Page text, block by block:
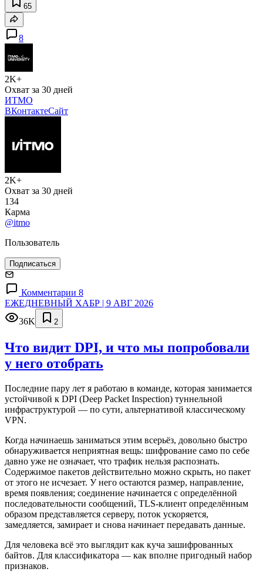
65
8
2K+
Охват за 30 дней
ИТМО
ВКонтактеСайт
2K+
Охват за 30 дней
134
Карма
@itmo
Пользователь
Подписаться
Комментарии 8
ЕЖЕДНЕВНЫЙ ХАБР | 9 АВГ 2026
36K
2
Что видит DPI, и что мы попробовали
у него отобрать
Последние пару лет я работаю в команде, которая занимается
устойчивой к DPI (Deep Packet Inspection) туннельной
инфраструктурой — по сути, альтернативой классическому
VPN.
Когда начинаешь заниматься этим всерьёз, довольно быстро
обнаруживается неприятная вещь: шифрование само по себе
давно уже не означает, что трафик нельзя распознать.
Содержимое пакетов действительно можно скрыть, но пакет
от этого не исчезает. У него остаются размер, направление,
время появления; соединение начинается с определённой
последовательности сообщений, TLS-клиент определённым
образом представляется серверу, поток ускоряется,
замедляется, замирает и снова начинает передавать данные.
Для человека всё это выглядит как куча зашифрованных
байтов. Для классификатора — как вполне пригодный набор
признаков.